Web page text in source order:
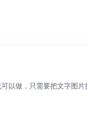
以做，只需要把文字图